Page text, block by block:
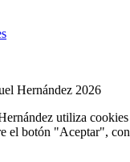
Hernández 2026
utiliza cookies
el botón "Aceptar",